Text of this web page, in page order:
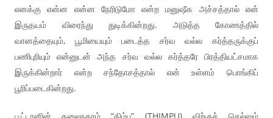
எனக்கு என்ன என்ன நேரிடுமோ என்ற மனுஷீக அச்சத்தால் என்
இருதயம் விரைந்து துடிக்கின்றது. அடுத்த கோணத்தில்
வானத்தையும், பூமியையும் படைத்த சர்வ வல்ல கர்த்தருக்குப்
பணிபுரியும் என்னுடன் அந்த சர்வ வல்ல கர்த்தரே பிரத்தியட்சமாக
இருக்கின்றார் என்ற சந்தோசத்தால் என் உள்ளம் பொங்கிப்
பூரிப்படைகின்றது.